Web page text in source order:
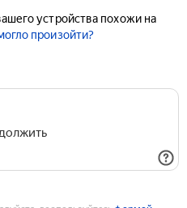
устройства похожи на
произойти?